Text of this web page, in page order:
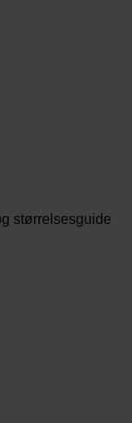
størrelsesguide